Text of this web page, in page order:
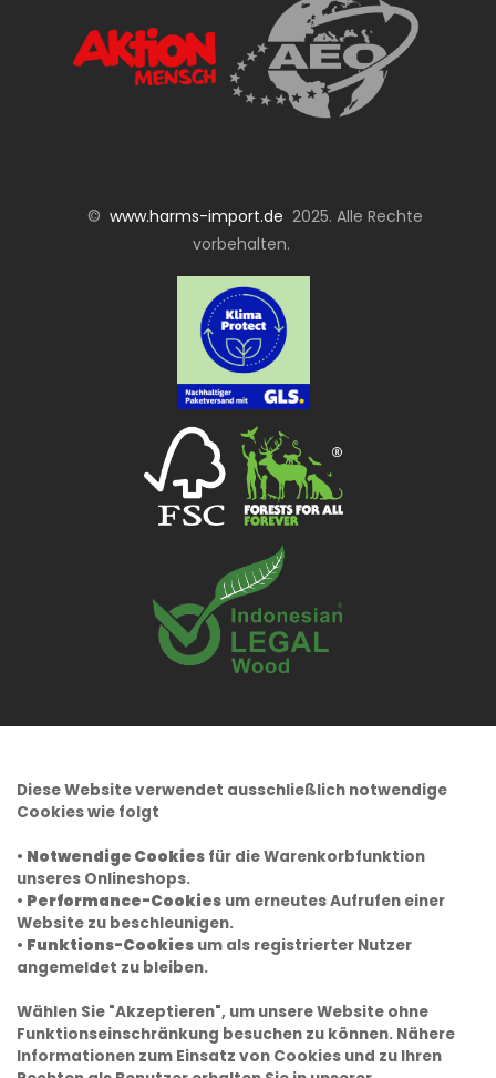
© www.harms-import.de 2025. Alle Rechte
vorbehalten.
Diese Website verwendet ausschließlich notwendige
Cookies wie folgt
• Notwendige Cookies für die Warenkorbfunktion
unseres Onlineshops.
• Performance-Cookies um erneutes Aufrufen einer
Website zu beschleunigen.
• Funktions-Cookies um als registrierter Nutzer
angemeldet zu bleiben.
Wählen Sie "Akzeptieren", um unsere Website ohne
Funktionseinschränkung besuchen zu können. Nähere
Informationen zum Einsatz von Cookies und zu Ihren